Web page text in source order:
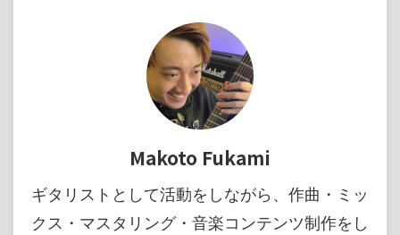
Makoto Fukami
ギタリストとして活動をしながら、作曲・ミッ
クス・マスタリング・音楽コンテンツ制作をし